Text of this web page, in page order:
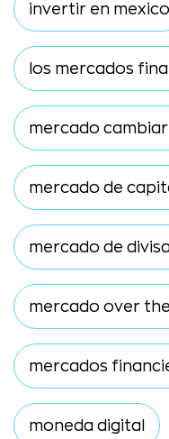
invertir en mexico
los mercados
mercado
mercado de
mercado de
mercado over
mercados
moneda digital